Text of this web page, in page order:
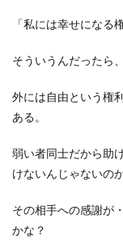
「私には幸せになる
そういうんだったら
外には自由という権
ある。
弱い者同士だから助
けないんじゃないの
その相手への感謝が
かな？